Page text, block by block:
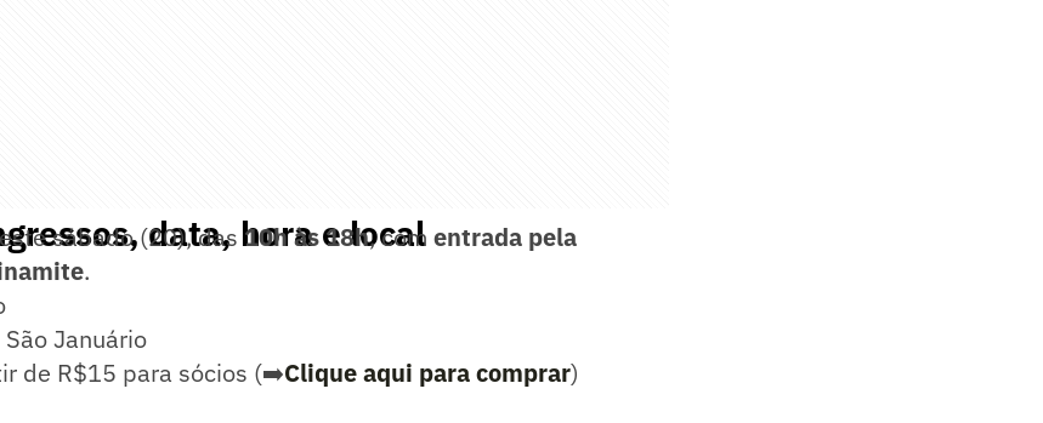
data, hora e local
sábado (20), das 10h às 18h, com entrada pela
.
Januário
de R$15 para sócios (➡️Clique aqui para comprar)